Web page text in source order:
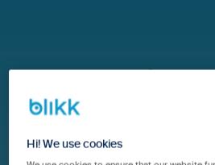
Resursplanering
Sjukanmälan
Hi! We use cookies